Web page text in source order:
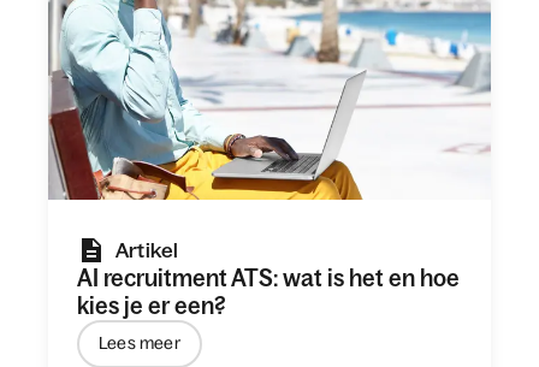
Artikel
AI recruitment ATS: wat is het en hoe
kies je er een?
Lees meer